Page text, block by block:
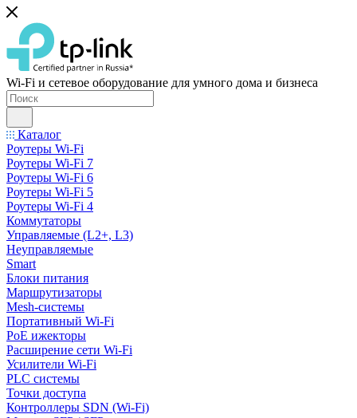
Wi-Fi и сетевое оборудование для умного дома и бизнеса
Каталог
Роутеры Wi-Fi
Роутеры Wi-Fi 7
Роутеры Wi-Fi 6
Роутеры Wi-Fi 5
Роутеры Wi-Fi 4
Коммутаторы
Управляемые (L2+, L3)
Неуправляемые
Smart
Блоки питания
Маршрутизаторы
Mesh-системы
Портативный Wi-Fi
PoE ижекторы
Расширение сети Wi‑Fi
Усилители Wi-Fi
PLC системы
Точки доступа
Контроллеры SDN (Wi-Fi)